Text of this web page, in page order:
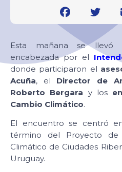
Esta mañana se
encabezada por el
donde participaron el
Acuña, el Director de
Roberto Bergara y los
Cambio Climático.
El encuentro se centró
término del Proyecto de
Climático de Ciudades
Uruguay.